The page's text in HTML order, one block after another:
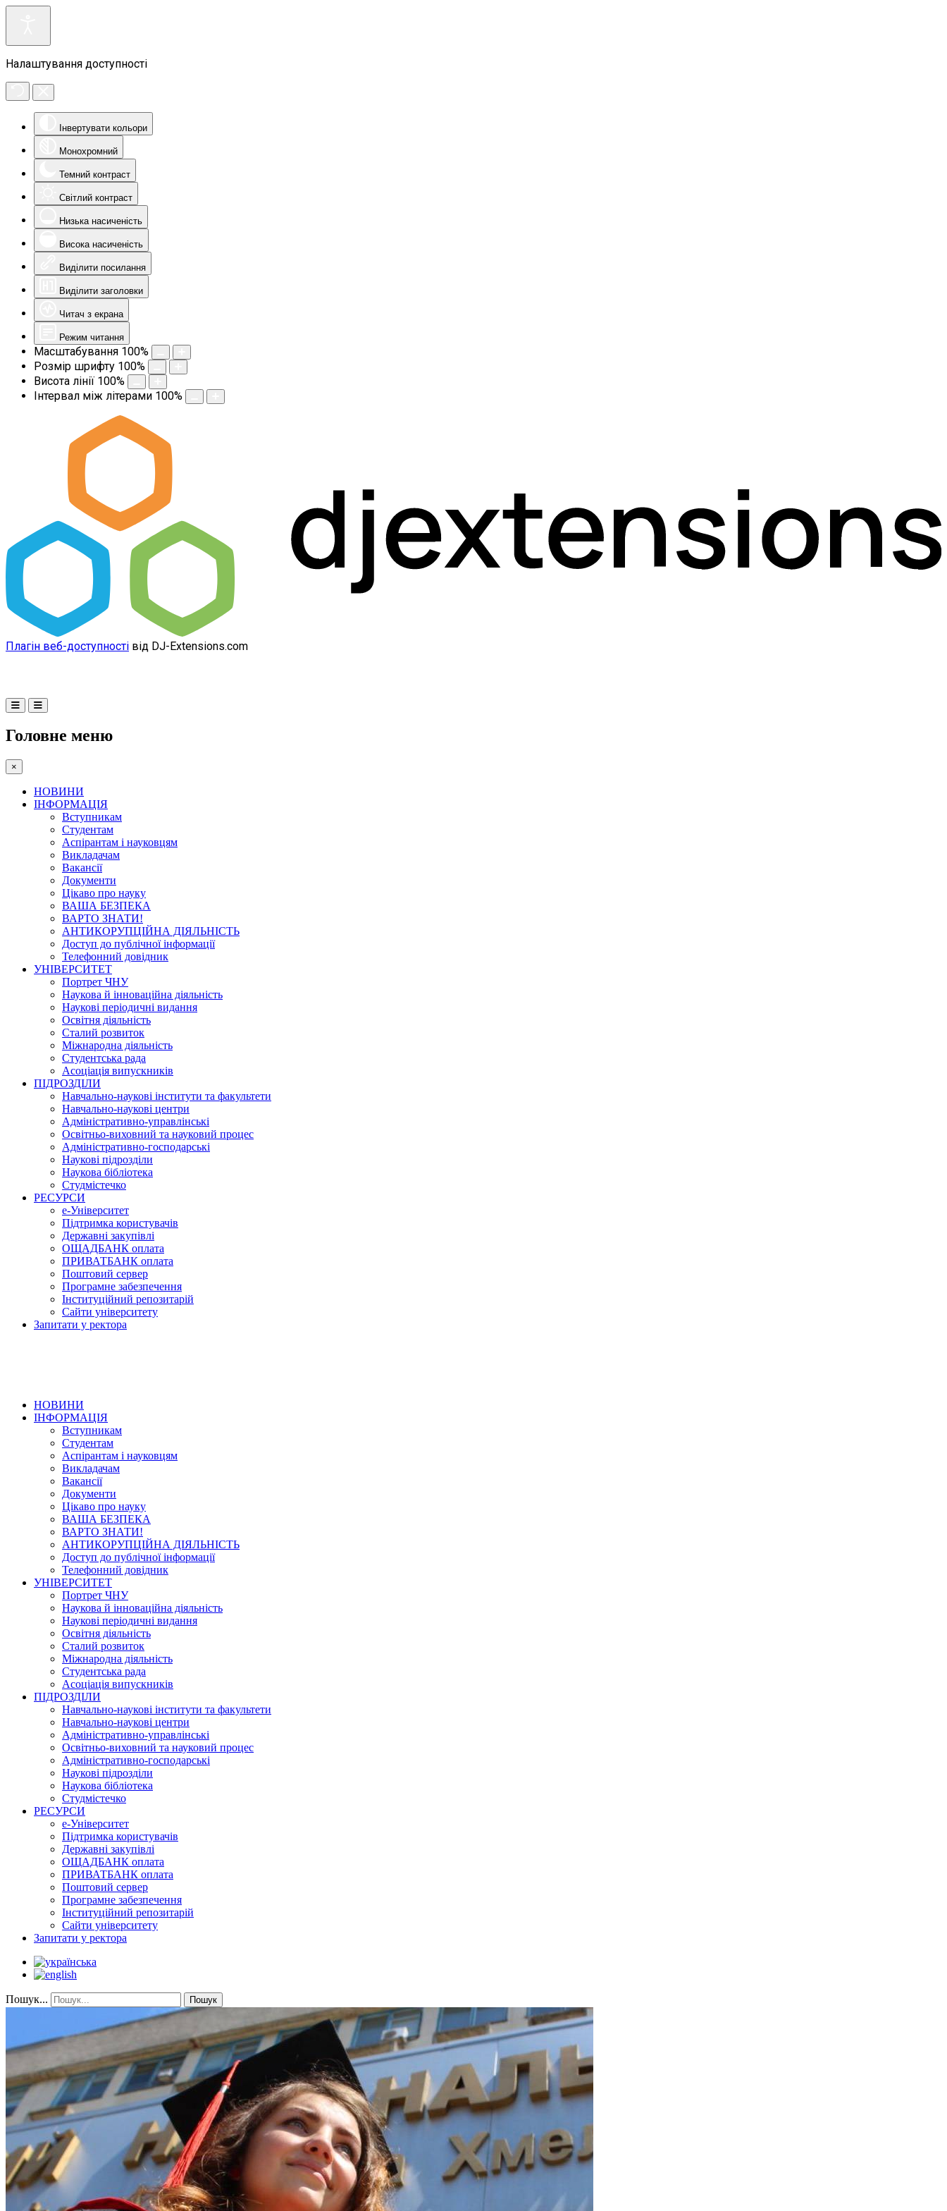
Налаштування доступності
Інвертувати кольори
Монохромний
Темний контраст
Світлий контраст
Низька насиченість
Висока насиченість
Виділити посилання
Виділити заголовки
Читач з екрана
Режим читання
Масштабування 100%
Розмір шрифту 100%
Висота лінії 100%
Інтервал між літерами 100%
Плагін веб-доступності від DJ-Extensions.com
Головне меню
×
НОВИНИ
ІНФОРМАЦІЯ
Вступникам
Студентам
Аспірантам і науковцям
Викладачам
Вакансії
Документи
Цікаво про науку
ВАША БЕЗПЕКА
ВАРТО ЗНАТИ!
АНТИКОРУПЦІЙНА ДІЯЛЬНІСТЬ
Доступ до публічної інформації
Телефонний довідник
УНІВЕРСИТЕТ
Портрет ЧНУ
Наукова й інноваційна діяльність
Наукові періодичні видання
Освітня діяльність
Сталий розвиток
Міжнародна діяльність
Студентська рада
Асоціація випускників
ПІДРОЗДІЛИ
Навчально-наукові інститути та факультети
Навчально-наукові центри
Адміністративно-управлінські
Освітньо-виховний та науковий процес
Адміністративно-господарські
Наукові підрозділи
Наукова бібліотека
Студмістечко
РЕСУРСИ
е-Університет
Підтримка користувачів
Державні закупівлі
ОЩАДБАНК оплата
ПРИВАТБАНК оплата
Поштовий сервер
Програмне забезпечення
Інституційний репозитарій
Сайти університету
Запитати у ректора
НОВИНИ
ІНФОРМАЦІЯ
Вступникам
Студентам
Аспірантам і науковцям
Викладачам
Вакансії
Документи
Цікаво про науку
ВАША БЕЗПЕКА
ВАРТО ЗНАТИ!
АНТИКОРУПЦІЙНА ДІЯЛЬНІСТЬ
Доступ до публічної інформації
Телефонний довідник
УНІВЕРСИТЕТ
Портрет ЧНУ
Наукова й інноваційна діяльність
Наукові періодичні видання
Освітня діяльність
Сталий розвиток
Міжнародна діяльність
Студентська рада
Асоціація випускників
ПІДРОЗДІЛИ
Навчально-наукові інститути та факультети
Навчально-наукові центри
Адміністративно-управлінські
Освітньо-виховний та науковий процес
Адміністративно-господарські
Наукові підрозділи
Наукова бібліотека
Студмістечко
РЕСУРСИ
е-Університет
Підтримка користувачів
Державні закупівлі
ОЩАДБАНК оплата
ПРИВАТБАНК оплата
Поштовий сервер
Програмне забезпечення
Інституційний репозитарій
Сайти університету
Запитати у ректора
Пошук... Пошук